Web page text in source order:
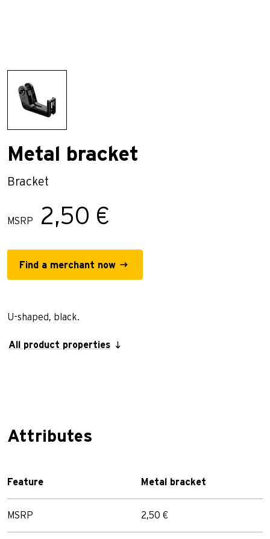
Metal bracket
Bracket
MSRP 2,50 €
Find a merchant now
U-shaped, black.
All product properties
Attributes
Feature Metal bracket
MSRP 2,50 €